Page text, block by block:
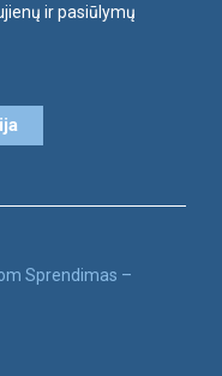
ir pasiūlymų
Sprendimas –